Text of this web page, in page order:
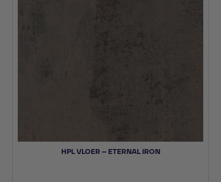
HPL VLOER – ETERNAL IRON